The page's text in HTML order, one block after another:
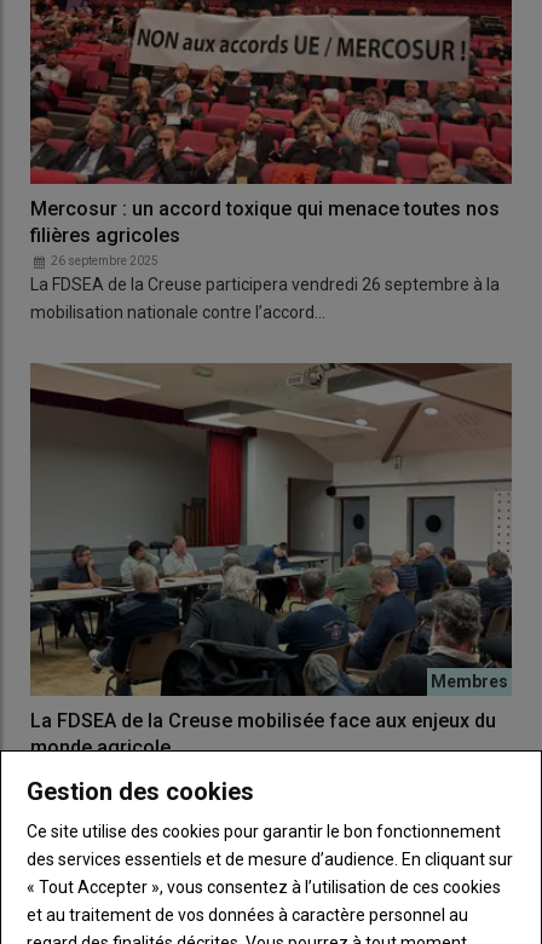
Mercosur : un accord toxique qui menace toutes nos
filières agricoles
26 septembre 2025
La FDSEA de la Creuse participera vendredi 26 septembre à la
mobilisation nationale contre l’accord…
La FDSEA de la Creuse mobilisée face aux enjeux du
monde agricole
Réunis ce lundi en Conseil fédéral, les responsables de la
FDSEA de la Creuse ont dressé un état des lieux…
Gestion des cookies
Ce site utilise des cookies pour garantir le bon fonctionnement
des services essentiels et de mesure d’audience. En cliquant sur
« Tout Accepter », vous consentez à l’utilisation de ces cookies
et au traitement de vos données à caractère personnel au